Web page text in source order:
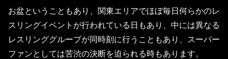
お盆ということもあり、関東エリアでほぼ毎日何らかのレ
スリングイベントが行われている日もあり、中には異なる
レスリンググループが同時刻に行うこともあり、スーパー
ファンとしては苦渋の決断を迫られる時もあります。